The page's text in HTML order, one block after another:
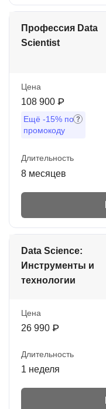
Профессия Data
Scientist
Цена
108 900 ₽
Ещё -15% по
промокоду
Длительность
8 месяцев
Data Science:
Инструменты и
технологии
Цена
26 990 ₽
Длительность
1 неделя